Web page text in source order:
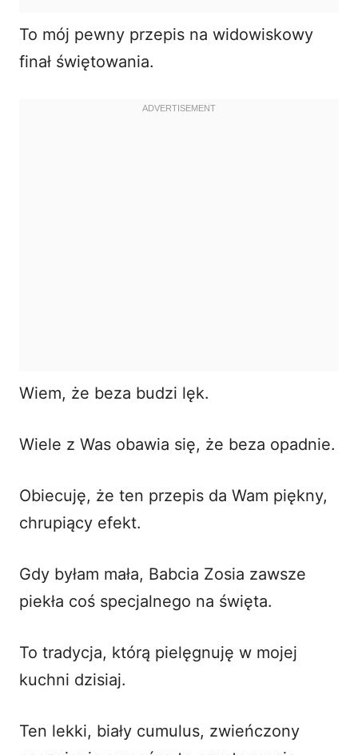
To mój pewny przepis na widowiskowy
finał świętowania.
Wiem, że beza budzi lęk.
Wiele z Was obawia się, że beza opadnie.
Obiecuję, że ten przepis da Wam piękny,
chrupiący efekt.
Gdy byłam mała, Babcia Zosia zawsze
piekła coś specjalnego na święta.
To tradycja, którą pielęgnuję w mojej
kuchni dzisiaj.
Ten lekki, biały cumulus, zwieńczony